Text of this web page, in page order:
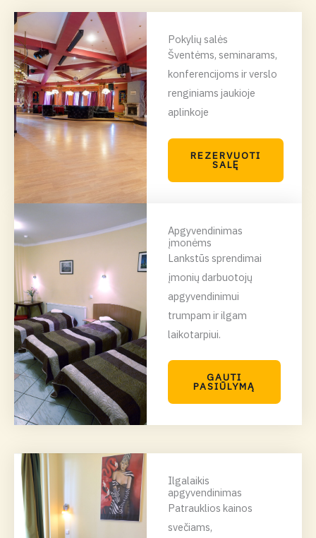
Pokylių salės
Šventėms, seminarams,
konferencijoms ir verslo
renginiams jaukioje
aplinkoje
REZERVUOTI
SALĘ
Apgyvendinimas
įmonėms
Lankstūs sprendimai
įmonių darbuotojų
apgyvendinimui
trumpam ir ilgam
laikotarpiui.
GAUTI
PASIŪLYMĄ
Ilgalaikis
apgyvendinimas
Patrauklios kainos
svečiams,